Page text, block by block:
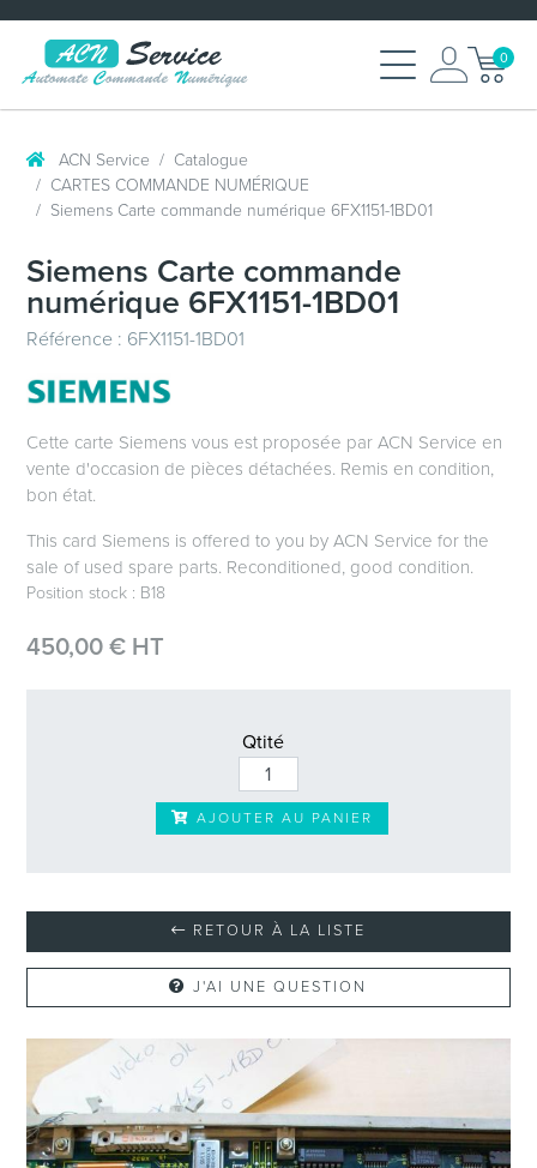
0
ACN Service
Catalogue
CARTES COMMANDE NUMÉRIQUE
Siemens Carte commande numérique 6FX1151-1BD01
Siemens Carte commande
numérique 6FX1151-1BD01
Référence : 6FX1151-1BD01
Cette carte Siemens vous est proposée par ACN Service en
vente d'occasion de pièces détachées. Remis en condition,
bon état.
This card Siemens is offered to you by ACN Service for the
sale of used spare parts. Reconditioned, good condition.
Position stock : B18
450,00 € HT
Qtité
AJOUTER AU PANIER
RETOUR À LA LISTE
J'AI UNE QUESTION